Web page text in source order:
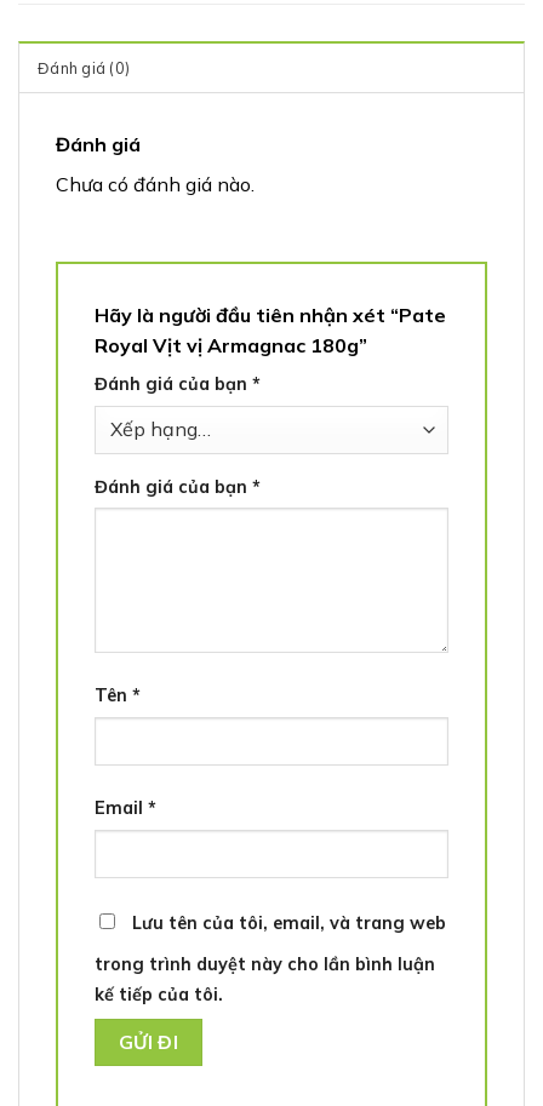
Đánh giá (0)
Đánh giá
Chưa có đánh giá nào.
Hãy là người đầu tiên nhận xét “Pate
Royal Vịt vị Armagnac 180g”
Đánh giá của bạn *
Đánh giá của bạn *
Tên *
Email *
Lưu tên của tôi, email, và trang web
trong trình duyệt này cho lần bình luận
kế tiếp của tôi.